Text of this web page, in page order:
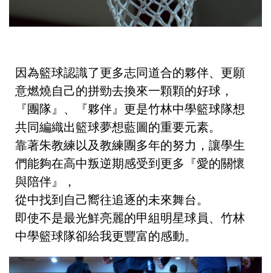
因為籃球認識了更多志同道合的夥伴、更願
意燃燒自己的拼勁去換來一顆顆的好球，
『團隊』、『夥伴』更是竹林中學籃球隊想
共同編織出籃球夢想藍圖的重要元素。
靠著朱教練以及教練團多年的努力，讓學生
們能夠在高中叛逆期感受到更多『愛的關懷
與陪伴』，
從中找到自己嚮往追逐的未來舞台。
即使不是最光鮮亮麗的甲組明星球員、 竹林
中學籃球隊卻給我更豐富的感動。